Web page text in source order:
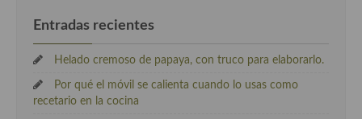
Entradas recientes
Helado cremoso de papaya, con truco para elaborarlo.
Por qué el móvil se calienta cuando lo usas como
recetario en la cocina